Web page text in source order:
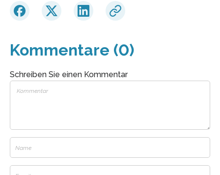
Kommentare (0)
Schreiben Sie einen Kommentar